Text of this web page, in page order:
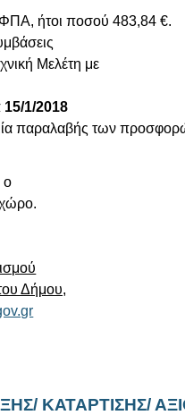
ΦΠΑ, ήτοι ποσού 483,84 €.
Μελέτη με
15/1/2018
των
ο
Δήμου,